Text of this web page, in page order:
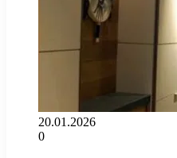
20.01.2026
0